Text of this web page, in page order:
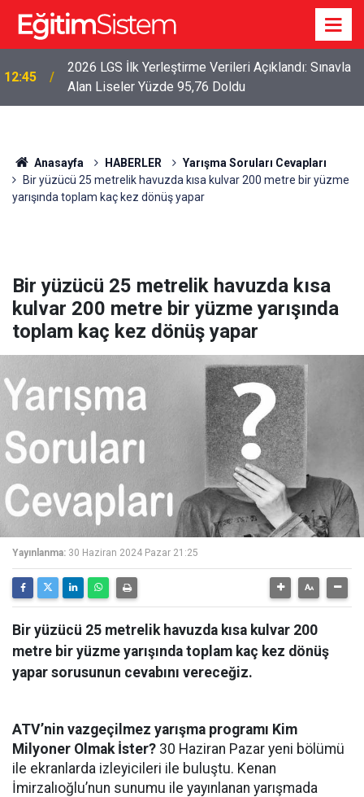
12:45
2026 LGS İlk Yerleştirme Verileri Açıklandı: Sınavla
Alan Liseler Yüzde 95,76 Doldu
Anasayfa HABERLER
Yarışma Soruları Cevapları
Bir yüzücü 25 metrelik havuzda kısa kulvar 200 metre bir yüzme
yarışında toplam kaç kez dönüş yapar
Bir yüzücü 25 metrelik havuzda kısa
kulvar 200 metre bir yüzme yarışında
toplam kaç kez dönüş yapar
Yayınlanma: 30 Haziran 2024 Pazar 21:25
Bir yüzücü 25 metrelik havuzda kısa kulvar 200
metre bir yüzme yarışında toplam kaç kez dönüş
yapar sorusunun cevabını vereceğiz.
ATV’nin vazgeçilmez yarışma programı Kim
Milyoner Olmak İster? 30 Haziran Pazar yeni bölümü
ile ekranlarda izleyicileri ile buluştu. Kenan
İmirzalıoğlu’nun sunumu ile yayınlanan yarışmada